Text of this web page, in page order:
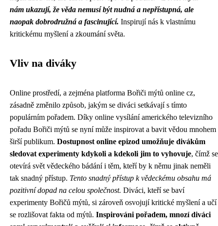
nám ukazují, že věda nemusí být nudná a nepřístupná, ale
naopak dobrodružná a fascinující. Inspirují nás k vlastnímu
kritickému myšlení a zkoumání světa.
Vliv na diváky
Online prostředí, a zejména platforma Bořiči mýtů online cz,
zásadně změnilo způsob, jakým se diváci setkávají s tímto
populárním pořadem. Díky online vysílání amerického televizního
pořadu Bořiči mýtů se nyní může inspirovat a bavit vědou mnohem
širší publikum. Dostupnost online epizod umožňuje divákům
sledovat experimenty kdykoli a kdekoli jim to vyhovuje, čímž se
otevírá svět vědeckého bádání i těm, kteří by k němu jinak neměli
tak snadný přístup. Tento snadný přístup k vědeckému obsahu má
pozitivní dopad na celou společnost. Diváci, kteří se baví
experimenty Bořičů mýtů, si zároveň osvojují kritické myšlení a učí
se rozlišovat fakta od mýtů. Inspirováni pořadem, mnozí diváci